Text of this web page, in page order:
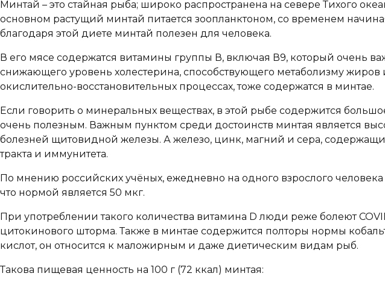
Минтай – это стайная рыба; широко распространена на севере Тихого
основном растущий минтай питается зоопланктоном, со временем
благодаря этой диете минтай полезен для человека.
В его мясе содержатся витамины группы В, включая В9, который очень
снижающего уровень холестерина, способствующего метаболизму
окислительно-восстановительных процессах, тоже содержатся в минтае.
Если говорить о минеральных веществах, в этой рыбе содержится
очень полезным. Важным пунктом среди достоинств минтая является
болезней щитовидной железы. А железо, цинк, магний и сера,
тракта и иммунитета.
По мнению российских учёных, ежедневно на одного взрослого
что нормой является 50 мкг.
При употреблении такого количества витамина D люди реже болеют
цитокинового шторма. Также в минтае содержится полторы нормы
кислот, он относится к маложирным и даже диетическим видам рыб.
Такова пищевая ценность на 100 г (72 ккал) минтая: